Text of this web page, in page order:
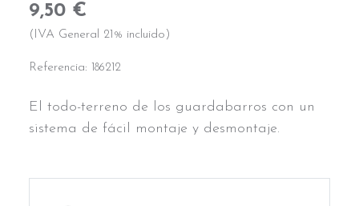
9,50 €
(IVA General 21% incluido)
Referencia: 186212
El todo-terreno de los guardabarros con un
sistema de fácil montaje y desmontaje.